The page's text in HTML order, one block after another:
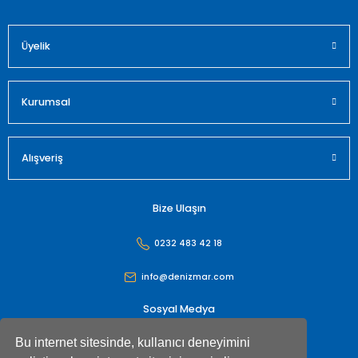
Bu internet sitesinde, kullanıcı deneyimini
Üyelik
Kurumsal
Alışveriş
Bize Ulaşın
0232 483 42 18
info@denizmar.com
Sosyal Medya